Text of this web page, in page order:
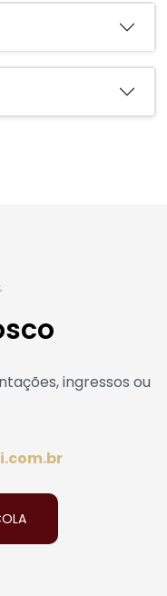
ingressos ou